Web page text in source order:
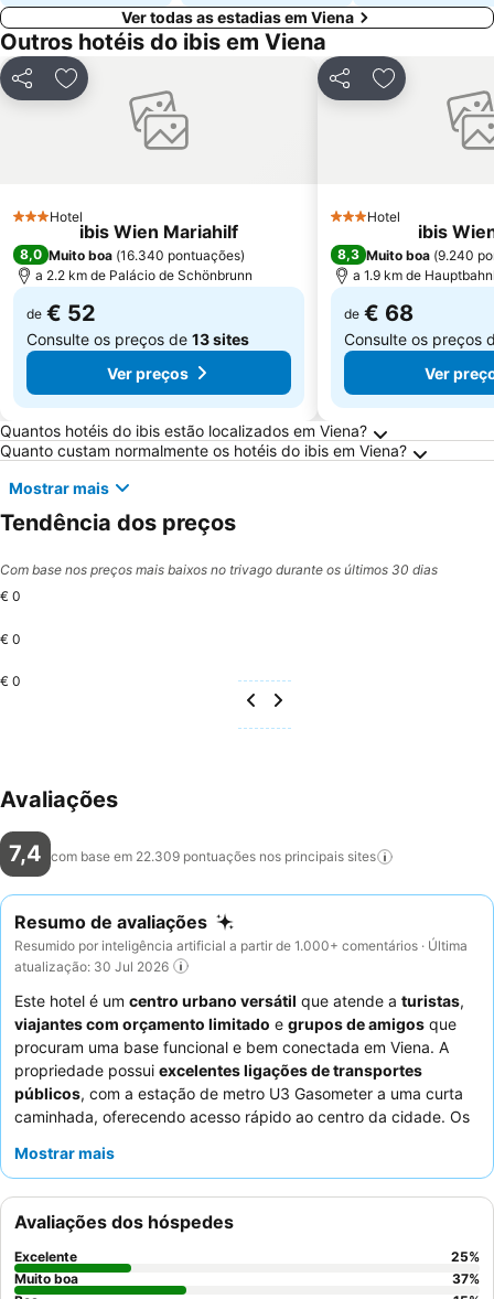
Ver todas as estadias em Viena
Outros hotéis do ibis em Viena
PartilharAdicionar aos favoritos
3 Estrelas
Hotel
ibis Wien Mariahilf
8,0 Muito boa (16.340 pontuações)
a 2.2 km de Palácio de Schönbrunn
de € 52
Consulte os preços de 13 sites
Ver preços
PartilharAdicionar
3 Estrelas
Hotel
ibis
8,3 Muito boa (9.240
a 1.9 km de
de € 68
Consulte os preços
Ver
Perguntas Frequentes sobre Viena
Quantos hotéis do ibis estão localizados em Viena?
Quanto custam normalmente os hotéis do ibis em Viena?
Mostrar mais
Tendência dos preços
Com base nos preços mais baixos no trivago durante os últimos 30 dias
€ 0
€ 0
€ 0
Avaliações
7,4 com base em 22.309 pontuações nos principais sites
Resumo de avaliações
Resumido por inteligência artificial a partir de 1.000+ comentários · Última
atualização: 30 Jul 2026
Este hotel é um centro urbano versátil que atende a turistas,
viajantes com orçamento limitado e grupos de amigos que
procuram uma base funcional e bem conectada em Viena. A
propriedade possui excelentes ligações de transportes
públicos, com a estação de metro U3 Gasometer a uma curta
caminhada, oferecendo acesso rápido ao centro da cidade. Os
receção, que são simpáticos e prestativos
seleção variada de frios, queijos, cereais e pães. Para quem
chega de carro, o hotel oferece uma
estacionamento subterrânea
. Para garantir uma estadia mais
tranquila, os hóspedes podem preferir quartos virados para o
Mostrar mais
Avaliações dos hóspedes
Excelente 25%
Muito boa
37%